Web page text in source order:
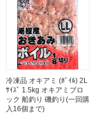
冷凍品 オキアミ (ﾎﾞｲﾙ) 2L
ｻｲｽﾞ 1.5kg オキアミブロ
ック 船釣り 磯釣り(一回購
入16個まで)